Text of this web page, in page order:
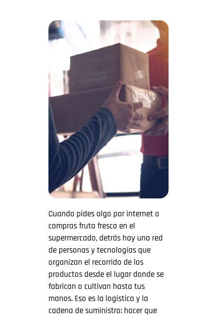
Cuando pides algo por internet o
compras fruta fresca en el
supermercado, detrás hay una red
de personas y tecnologías que
organizan el recorrido de los
productos desde el lugar donde se
fabrican o cultivan hasta tus
manos. Eso es la logística y la
cadena de suministro: hacer que